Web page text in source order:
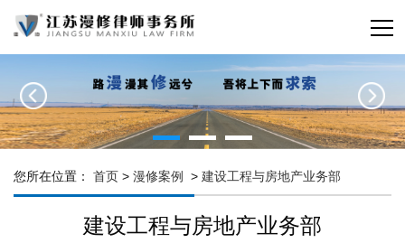
您所在位置： 首页 > 漫修案例 > 建设工程与房地产业务部
建设工程与房地产业务部